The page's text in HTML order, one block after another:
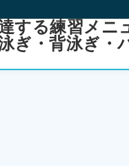
する練習メニ
ぎ・背泳ぎ・